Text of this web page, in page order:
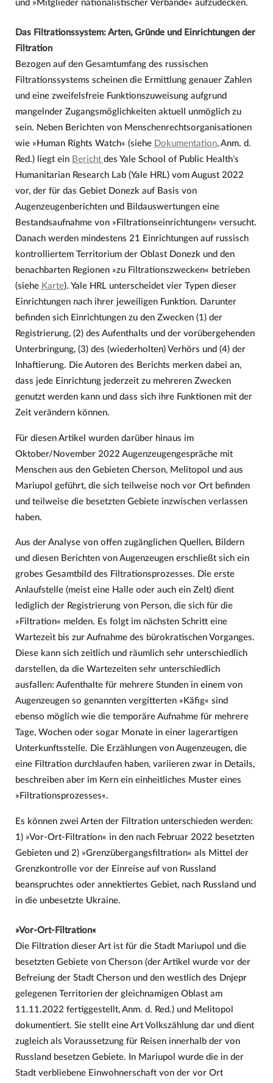
und »Mitglieder nationalistischer Verbände« aufzudecken.
Das Filtrationssystem: Arten, Gründe und Einrichtungen der
Filtration
Bezogen auf den Gesamtumfang des russischen
Filtrationssystems scheinen die Ermittlung genauer Zahlen
und eine zweifelsfreie Funktionszuweisung aufgrund
mangelnder Zugangsmöglichkeiten aktuell unmöglich zu
sein. Neben Berichten von Menschenrechtsorganisationen
wie »Human Rights Watch« (siehe Dokumentation, Anm. d.
Red.) liegt ein Bericht des Yale School of Public Health’s
Humanitarian Research Lab (Yale HRL) vom August 2022
vor, der für das Gebiet Donezk auf Basis von
Augenzeugenberichten und Bildauswertungen eine
Bestandsaufnahme von »Filtrationseinrichtungen« versucht.
Danach werden mindestens 21 Einrichtungen auf russisch
kontrolliertem Territorium der Oblast Donezk und den
benachbarten Regionen »zu Filtrationszwecken« betrieben
(siehe Karte). Yale HRL unterscheidet vier Typen dieser
Einrichtungen nach ihrer jeweiligen Funktion. Darunter
befinden sich Einrichtungen zu den Zwecken (1) der
Registrierung, (2) des Aufenthalts und der vorübergehenden
Unterbringung, (3) des (wiederholten) Verhörs und (4) der
Inhaftierung. Die Autoren des Berichts merken dabei an,
dass jede Einrichtung jederzeit zu mehreren Zwecken
genutzt werden kann und dass sich ihre Funktionen mit der
Zeit verändern können.
Für diesen Artikel wurden darüber hinaus im
Oktober/November 2022 Augenzeugengespräche mit
Menschen aus den Gebieten Cherson, Melitopol und aus
Mariupol geführt, die sich teilweise noch vor Ort befinden
und teilweise die besetzten Gebiete inzwischen verlassen
haben.
Aus der Analyse von offen zugänglichen Quellen, Bildern
und diesen Berichten von Augenzeugen erschließt sich ein
grobes Gesamtbild des Filtrationsprozesses. Die erste
Anlaufstelle (meist eine Halle oder auch ein Zelt) dient
lediglich der Registrierung von Person, die sich für die
»Filtration« melden. Es folgt im nächsten Schritt eine
Wartezeit bis zur Aufnahme des bürokratischen Vorganges.
Diese kann sich zeitlich und räumlich sehr unterschiedlich
darstellen, da die Wartezeiten sehr unterschiedlich
ausfallen: Aufenthalte für mehrere Stunden in einem von
Augenzeugen so genannten vergitterten »Käfig« sind
ebenso möglich wie die temporäre Aufnahme für mehrere
Tage, Wochen oder sogar Monate in einer lagerartigen
Unterkunftsstelle. Die Erzählungen von Augenzeugen, die
eine Filtration durchlaufen haben, variieren zwar in Details,
beschreiben aber im Kern ein einheitliches Muster eines
»Filtrationsprozesses«.
Es können zwei Arten der Filtration unterschieden werden:
1) »Vor-Ort-Filtration« in den nach Februar 2022 besetzten
Gebieten und 2) »Grenzübergangsfiltration« als Mittel der
Grenzkontrolle vor der Einreise auf von Russland
beanspruchtes oder annektiertes Gebiet, nach Russland und
in die unbesetzte Ukraine.
»Vor-Ort-Filtration«
Die Filtration dieser Art ist für die Stadt Mariupol und die
besetzten Gebiete von Cherson (der Artikel wurde vor der
Befreiung der Stadt Cherson und den westlich des Dnjepr
gelegenen Territorien der gleichnamigen Oblast am
11.11.2022 fertiggestellt, Anm. d. Red.) und Melitopol
dokumentiert. Sie stellt eine Art Volkszählung dar und dient
zugleich als Voraussetzung für Reisen innerhalb der von
Russland besetzen Gebiete. In Mariupol wurde die in der
Stadt verbliebene Einwohnerschaft von der vor Ort